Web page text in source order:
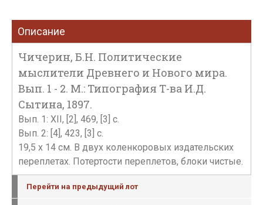
Описание
Чичерин, Б.Н. Политические
мыслители Древнего и Нового мира.
Вып. 1 - 2. М.: Типография Т-ва И.Д.
Сытина, 1897.
Вып. 1: XII, [2], 469, [3] с.
Вып. 2: [4], 423, [3] с.
19,5 х 14 см. В двух коленкоровых издательских
переплетах. Потертости переплетов, блоки чистые.
Перейти на предыдущий лот